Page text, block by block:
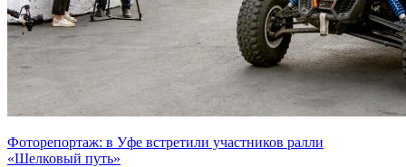
Фоторепортаж: в Уфе встретили участников ралли
«Шелковый путь»